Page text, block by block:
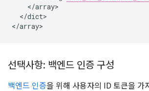
    </array>
  </dict>
</array>
선택사항: 백엔드 인증 구성
백엔드 인증을 위해 사용자의 ID 토큰을 가